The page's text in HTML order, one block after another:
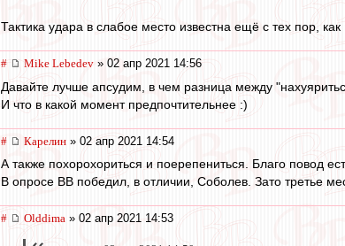
Тактика удара в слабое место известна ещё с тех пор,
# Mike Lebedev » 02 апр 2021 14:56
Давайте лучше апсудим, в чем разница между
И что в какой момент предпочтительнее :)
# Карелин » 02 апр 2021 14:54
А также похорохориться и поерепениться. Благо повод
В опросе ВВ победил, в отличии, Соболев. Зато третье
# Olddima » 02 апр 2021 14:53